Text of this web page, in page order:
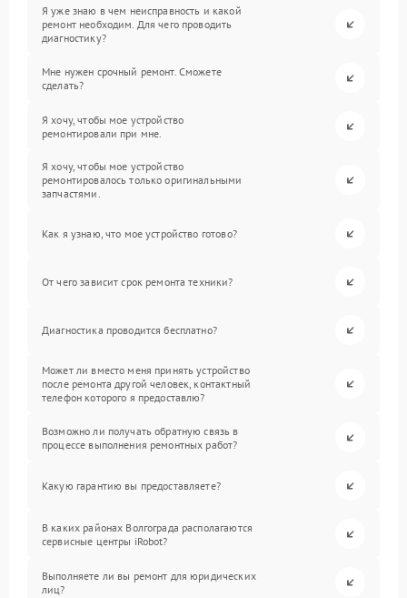
Я уже знаю в чем неисправность и какой
ремонт необходим. Для чего проводить
диагностику?
Мне нужен срочный ремонт. Сможете
сделать?
Я хочу, чтобы мое устройство
ремонтировали при мне.
Я хочу, чтобы мое устройство
ремонтировалось только оригинальными
запчастями.
Как я узнаю, что мое устройство готово?
От чего зависит срок ремонта техники?
Диагностика проводится бесплатно?
Может ли вместо меня принять устройство
после ремонта другой человек, контактный
телефон которого я предоставлю?
Возможно ли получать обратную связь в
процессе выполнения ремонтных работ?
Какую гарантию вы предоставляете?
В каких районах Волгограда располагаются
сервисные центры iRobot?
Выполняете ли вы ремонт для юридических
лиц?